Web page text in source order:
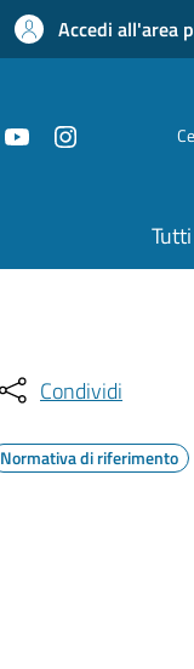
Accedi all'area
Condividi
Normativa di riferimento